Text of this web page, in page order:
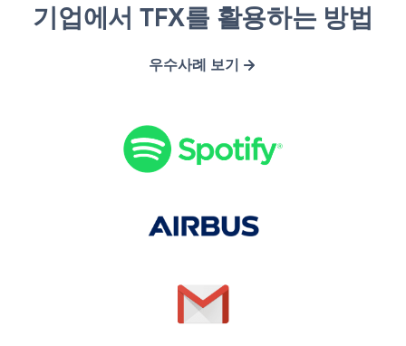
기업에서 TFX를 활용하는 방법
우수사례 보기
p
y
im
p